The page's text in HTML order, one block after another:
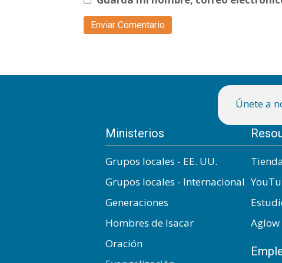
Únete a
Ministerios
Grupos locales - EE. UU.
Grupos locales - Internacional
Generaciones
Hombres de Isacar
Oración
Aglow